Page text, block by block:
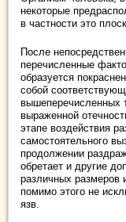
некоторые
в частности это
После
перечисленные
образуется
собой
вышеперечисленных
выраженной
этапе воздействия
самостоятельного
продолжении
обретает и другие
различных размеров
помимо этого не
язв.